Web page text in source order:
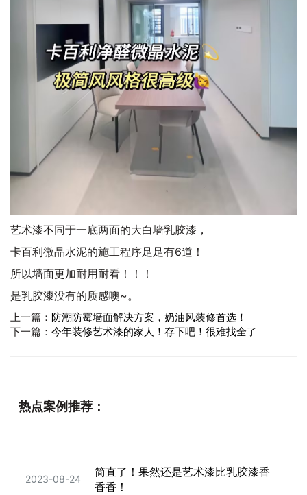
艺术漆不同于一底两面的大白墙乳胶漆，
卡百利微晶水泥的施工程序足足有6道！
所以墙面更加耐用耐看！！！
是乳胶漆没有的质感噢~。
上一篇： 防潮防霉墙面解决方案，奶油风装修首选！
下一篇： 今年装修艺术漆的家人！存下吧！很难找全了
热点案例推荐：
2023-08-24
简直了！果然还是艺术漆比乳胶漆香
香香！